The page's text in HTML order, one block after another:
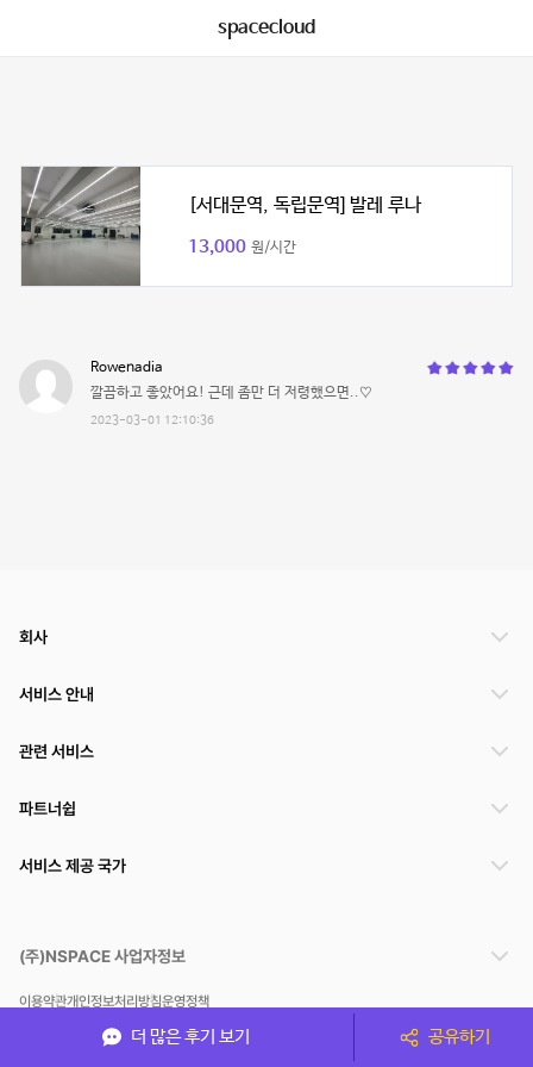
spacecloud
[서대문역, 독립문역] 발레 루나
13,000 원/시간
Rowenadia
깔끔하고 좋았어요! 근데 좀만 더 저령했으면..♡
2023-03-01 12:10:36
더 많은 후기 보기 공유하기
회사
서비스 안내
관련 서비스
파트너쉽
서비스 제공 국가
(주)NSPACE 사업자정보
이용약관개인정보처리방침운영정책
스페이스클라우드는 통신판매중개자이며 통신판매의 당사자가 아닙니다. 따라서 스페이스클
라우드는 공간 거래정보 및 거래에 대해 책임지지 않습니다.